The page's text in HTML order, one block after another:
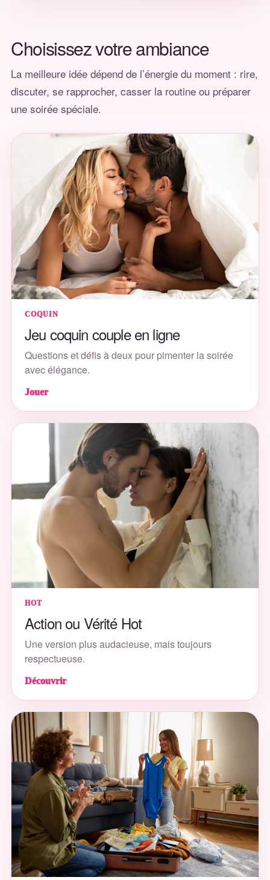
Choisissez votre ambiance
La meilleure idée dépend de l’énergie du moment : rire,
discuter, se rapprocher, casser la routine ou préparer
une soirée spéciale.
COQUIN
Jeu coquin couple en ligne
Questions et défis à deux pour pimenter la soirée
avec élégance.
Jouer
HOT
Action ou Vérité Hot
Une version plus audacieuse, mais toujours
respectueuse.
Découvrir